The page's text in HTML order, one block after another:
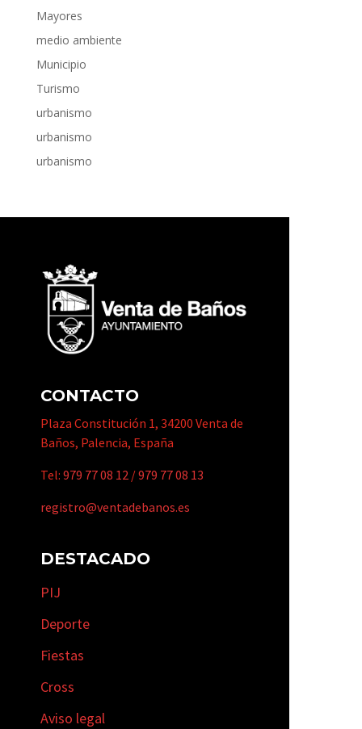
Mayores
medio ambiente
Municipio
Turismo
urbanismo
urbanismo
urbanismo
CONTACTO
Plaza Constitución 1, 34200 Venta de
Baños, Palencia, España
Tel: 979 77 08 12 /979 77 08 13
registro@ventadebanos.es
DESTACADO
PIJ
Deporte
Fiestas
Cross
Aviso legal